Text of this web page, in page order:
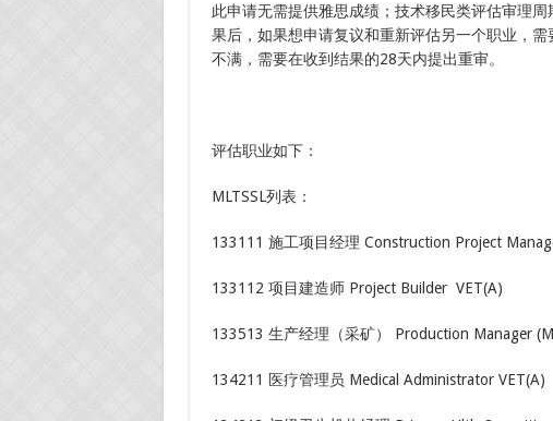
此申请无需提供雅思成绩；技术移民类评估审理
果后，如果想申请复议和重新评估另一个职业，
不满，需要在收到结果的28天内提出重审。
评估职业如下：
MLTSSL列表：
133111 施工项目经理 Construction Project
133112 项目建造师 Project Builder VET(A)
133513 生产经理（采矿） Production Manager
134211 医疗管理员 Medical Administrator VET(A)